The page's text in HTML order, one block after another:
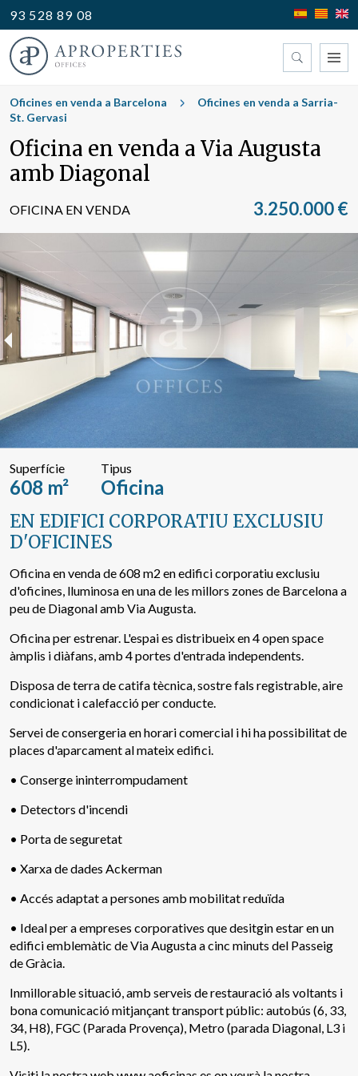
93 528 89 08
Trobi la seva oficina
Tipus
Cercar per text o referència
Oficines en venda a Barcelona
Oficines en venda a Sarria-
St. Gervasi
Oficina en venda a Via Augusta
amb Diagonal
OFICINA EN VENDA 3.250.000 €
Superfície
608 m²
Tipus
Oficina
EN EDIFICI CORPORATIU EXCLUSIU
D'OFICINES
Oficina en venda de 608 m2 en edifici corporatiu exclusiu
d'oficines, lluminosa en una de les millors zones de Barcelona a
peu de Diagonal amb Via Augusta.
Oficina per estrenar. L'espai es distribueix en 4 open space
àmplis i diàfans, amb 4 portes d'entrada independents.
Disposa de terra de catifa tècnica, sostre fals registrable, aire
condicionat i calefacció per conducte.
Servei de consergeria en horari comercial i hi ha possibilitat de
places d'aparcament al mateix edifici.
• Conserge ininterrompudament
• Detectors d'incendi
• Porta de seguretat
• Xarxa de dades Ackerman
• Accés adaptat a persones amb mobilitat reduïda
• Ideal per a empreses corporatives que desitgin estar en un
edifici emblemàtic de Via Augusta a cinc minuts del Passeig
de Gràcia.
Inmillorable situació, amb serveis de restauració als voltants i
bona comunicació mitjançant transport públic: autobús (6, 33,
34, H8), FGC (Parada Provença), Metro (parada Diagonal, L3 i
L5).
Modificar cookies
Tècniques i funcionals
Sempre activades
Aquest lloc web utilitza cookies pròpies per recopilar